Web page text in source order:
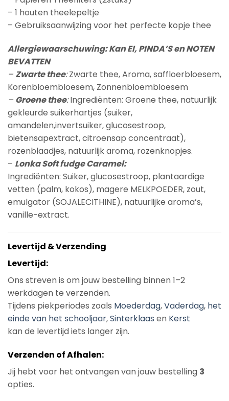
– 1 houten theelepeltje
– Gebruiksaanwijzing voor het perfecte kopje thee
Allergiewaarschuwing: Kan EI, PINDA’S en NOTEN
BEVATTEN
– Zwarte thee:Zwarte thee, Aroma, saffloerbloesem,
Korenbloembloesem, Zonnenbloembloesem
– Groene thee:Ingrediënten: Groene thee, natuurlijk
gekleurde suikerhartjes (suiker,
amandelen,invertsuiker, glucosestroop,
bietensapextract, citroensap concentraat),
rozenblaadjes, natuurlijk aroma, rozenknopjes.
– Lonka Soft fudge Caramel:
Ingrediënten: Suiker, glucosestroop, plantaardige
vetten (palm, kokos), magere MELKPOEDER, zout,
emulgator (SOJALECITHINE), natuurlijke aroma’s,
vanille-extract.
Levertijd & Verzending
Levertijd:
Ons streven is om jouw bestelling binnen 1–2
werkdagen te verzenden.
Tijdens piekperiodes zoals Moederdag,Vaderdag, het
einde van het schooljaar,Sinterklaas en Kerst
kan de levertijd iets langer zijn.
Verzenden of Afhalen:
Jij hebt voor het ontvangen van jouw bestelling 3
opties.